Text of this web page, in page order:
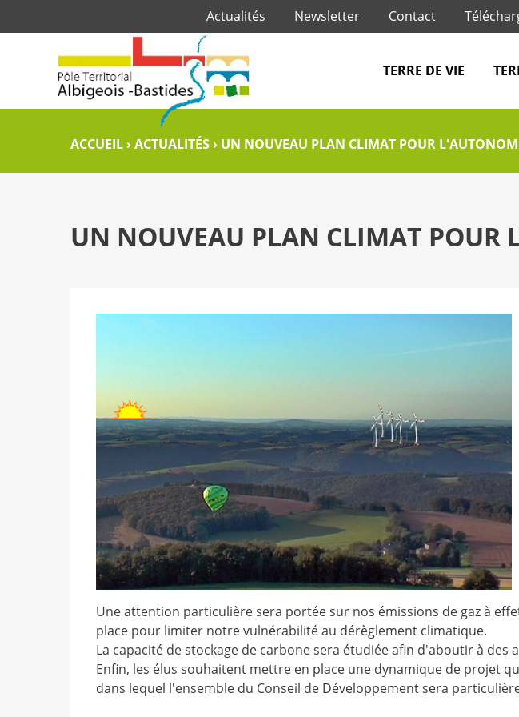
Jump
Actualités Newsletter Contact
TERRE DE VIE
ACCUEIL ›ACTUALITÉS › UN NOUVEAU PLAN CLIMAT POUR
UN NOUVEAU PLAN CLIMAT POUR
Une attention particulière sera portée sur nos émissions de gaz à
place pour limiter notre vulnérabilité au dérèglement climatique.
La capacité de stockage de carbone sera étudiée afin d'aboutir à
Enfin, les élus souhaitent mettre en place une dynamique de projet
dans lequel l'ensemble du Conseil de Développement sera